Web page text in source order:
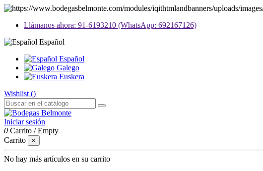
Llámanos ahora: 91-6193210 (WhatsApp: 692167126)
Español
Español
Galego
Euskera
Wishlist ()
Iniciar sesión
0 Carrito /Empty
Carrito
×
No hay más artículos en su carrito